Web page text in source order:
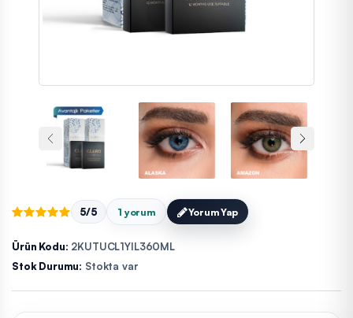
5/5 1 yorum Yorum Yap
Ürün Kodu: 2KUTUCL1YIL360ML
Stok Durumu: Stokta var